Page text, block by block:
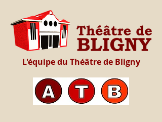
L'équipe du Théâtre de Bligny